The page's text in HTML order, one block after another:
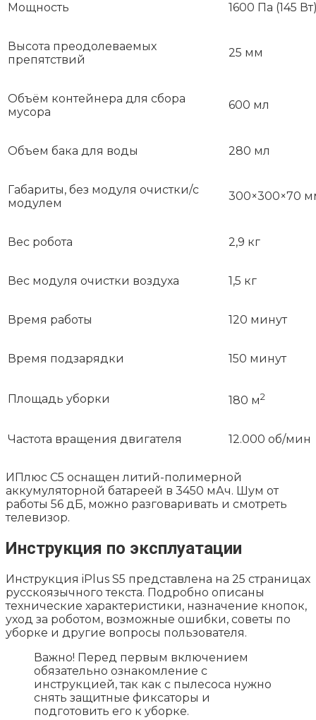
Мощность 1600 Па (145
Высота преодолеваемых
препятствий
25 мм
Объём контейнера для сбора
мусора
600 мл
Объем бака для воды 280 мл
Габариты, без модуля очистки/с
модулем
300×300×70
Вес робота 2,9 кг
Вес модуля очистки воздуха 1,5 кг
Время работы 120 минут
Время подзарядки 150 минут
Площадь уборки 180 м2
Частота вращения двигателя 12.000 об/мин
ИПлюс С5 оснащен литий-полимерной
аккумуляторной батареей в 3450 мАч. Шум от
работы 56 дБ, можно разговаривать и смотреть
телевизор.
Инструкция по эксплуатации
Инструкция iPlus S5 представлена на 25 страницах
русскоязычного текста. Подробно описаны
технические характеристики, назначение кнопок,
уход за роботом, возможные ошибки, советы по
уборке и другие вопросы пользователя.
Важно! Перед первым включением
обязательно ознакомление с
инструкцией, так как с пылесоса нужно
снять защитные фиксаторы и
подготовить его к уборке.